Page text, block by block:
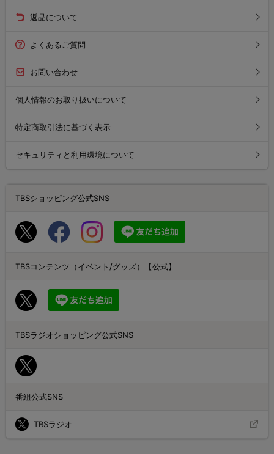
返品について
よくあるご質問
お問い合わせ
個人情報のお取り扱いについて
特定商取引法に基づく表示
セキュリティと利用環境について
TBSショッピング公式SNS
TBSコンテンツ（イベント/グッズ）【公式】
TBSラジオショッピング公式SNS
番組公式SNS
TBSラジオ